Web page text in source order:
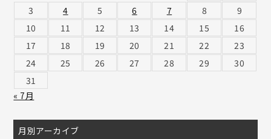
3 4 5 6 7 8
9
10
11 12 13 14 15
16
17
18 19 20 21 22
23
24
25 26 27 28 29
30
31
« 7月
月別アーカイブ